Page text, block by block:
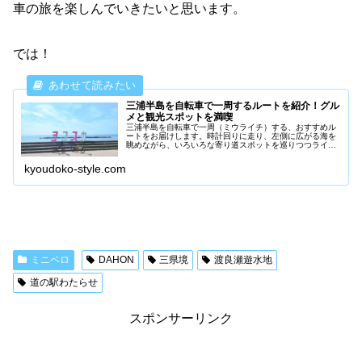
車の旅を楽しんでいきたいと思います。
では！
三浦半島を自転車で一周するルートを紹介！グル
メと観光スポットを満喫
三浦半島を自転車で一周（ミウライチ）する、おすすめル
ートをお届けします。時計回りに走り、左側に広がる海を
眺めながら、いろいろな寄り道スポットを巡りつつライド
kyoudoko-style.com
ミニベロ DAHON 三県境
渡良瀬遊水地
道の駅わたらせ
スポンサーリンク